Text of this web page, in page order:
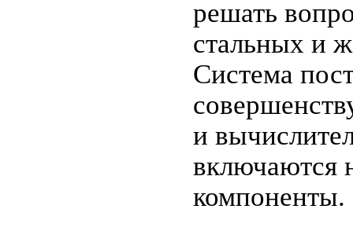
решать
стальных и
Система
и
включаются
компоненты.